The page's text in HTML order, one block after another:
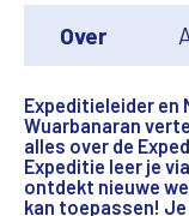
Over
Expeditieleider en
Wuarbanaran
alles over de
Expeditie leer je
ontdekt nieuwe
kan toepassen!